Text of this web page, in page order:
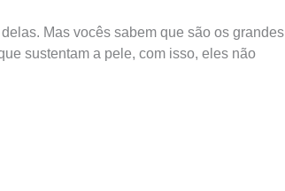
Mas vocês sabem que são os grandes
sustentam a pele, com isso, eles não